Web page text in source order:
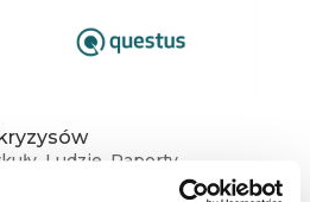
, Ludzie Raporty,